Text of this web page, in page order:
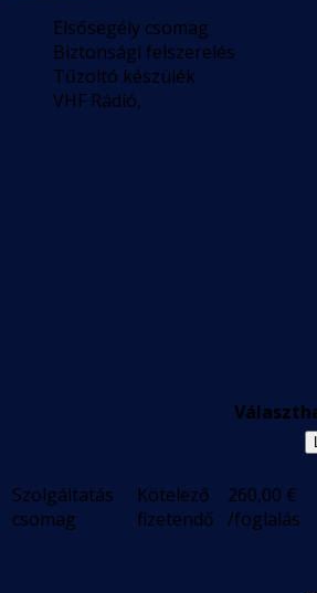
Elsősegély csomag
Biztonsági felszerelés
Tűzoltó készülék
VHF Rádió,
Szolgáltatás
csomag
Kötelező
fizetendő
260,00 €
/foglalás